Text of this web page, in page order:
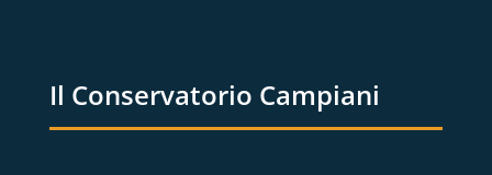
Il Conservatorio Campiani